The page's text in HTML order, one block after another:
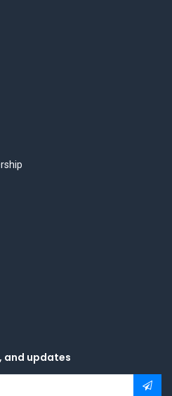
and updates